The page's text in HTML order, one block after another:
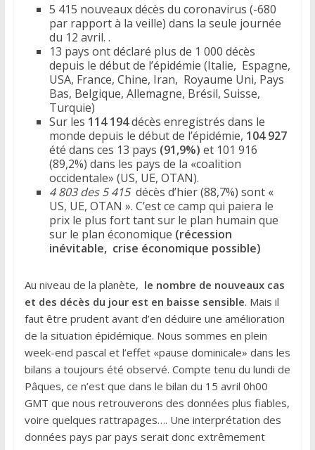
5 415 nouveaux décès du coronavirus (-680
par rapport à la veille) dans la seule journée
du 12 avril. .
13 pays ont déclaré plus de 1 000 décès
depuis le début de l’épidémie (Italie, Espagne,
USA, France, Chine, Iran, Royaume Uni, Pays
Bas, Belgique, Allemagne, Brésil, Suisse,
Turquie)
Sur les 114 194décès enregistrés dans le
monde depuis le début de l’épidémie, 104 927
été dans ces 13 pays (91,9%) et 101 916
(89,2%) dans les pays de la «coalition
occidentale» (US, UE, OTAN).
4 803 des 5 415décès d’hier (88,7%) sont «
US, UE, OTAN ». C’est ce camp qui paiera le
prix le plus fort tant sur le plan humain que
sur le plan économique (récession
inévitable, crise économique possible)
Au niveau de la planète, le nombre de nouveaux cas
et des décès du jour est en baisse sensible. Mais il
faut être prudent avant d’en déduire une amélioration
de la situation épidémique. Nous sommes en plein
week-end pascal et l’effet «pause dominicale» dans les
bilans a toujours été observé. Compte tenu du lundi de
Pâques, ce n’est que dans le bilan du 15 avril 0h00
GMT que nous retrouverons des données plus fiables,
voire quelques rattrapages…. Une interprétation des
données pays par pays serait donc extrêmement